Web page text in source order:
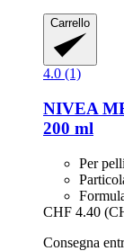
Carrello
4.0 (1)
NIVEA
200 ml
Per
CHF 4.40
Consegna